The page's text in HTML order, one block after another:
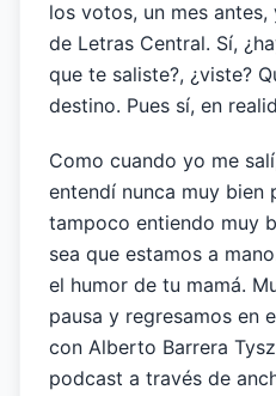
los votos, un mes antes,
de Letras Central. Sí,
que te saliste?, ¿viste?
destino. Pues sí, en
Como cuando yo me
entendí nunca muy bien
tampoco entiendo muy
sea que estamos a
el humor de tu mamá.
pausa y regresamos en
con Alberto Barrera
podcast a través de